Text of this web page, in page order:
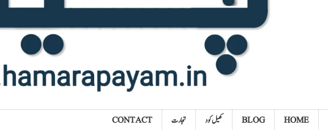
HOME
BLOG کھیل کود تجارت CONTACT